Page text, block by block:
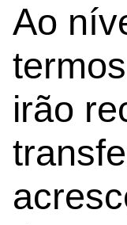
Ao
irão